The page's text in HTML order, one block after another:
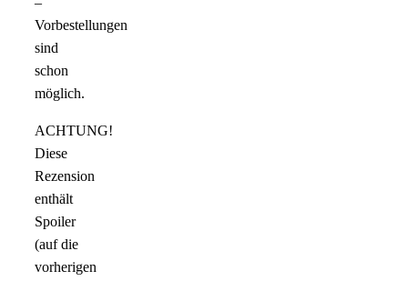
Vorbestellungen
sind
schon
möglich.
ACHTUNG!
Diese
Rezension
enthält
Spoiler
(auf die
vorherigen